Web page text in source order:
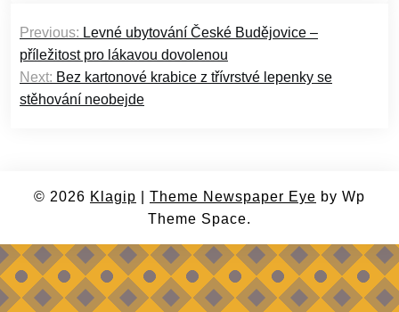
Navigace
pro
příspěvek
Previous: Levné ubytování České Budějovice –
příležitost pro lákavou dovolenou
Next: Bez kartonové krabice z třívrstvé lepenky se
stěhování neobejde
© 2026 Klagip Theme Newspaper Eye by Wp
Theme Space.